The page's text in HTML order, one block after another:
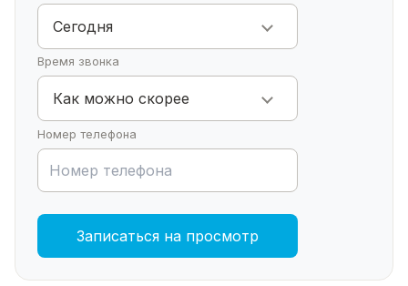
счастливой
жизни,
уже
рядом:
Магазины:
«Пятерочка»,
«Магнит»,
«Монетка»
«Брауни»
детская
Сегодня
Время звонка
Как можно скорее
Номер телефона
Записаться на просмотр